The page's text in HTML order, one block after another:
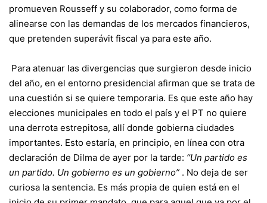
promueven Rousseff y su colaborador, como forma de
alinearse con las demandas de los mercados financieros,
que pretenden superávit fiscal ya para este año.
Para atenuar las divergencias que surgieron desde inicio
del año, en el entorno presidencial afirman que se trata de
una cuestión si se quiere temporaria. Es que este año hay
elecciones municipales en todo el país y el PT no quiere
una derrota estrepitosa, allí donde gobierna ciudades
importantes. Esto estaría, en principio, en línea con otra
declaración de Dilma de ayer por la tarde: “Un partido es
un partido. Un gobierno es un gobierno” . No deja de ser
curiosa la sentencia. Es más propia de quien está en el